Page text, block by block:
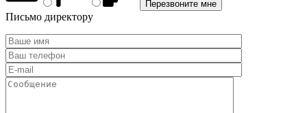
Письмо директору